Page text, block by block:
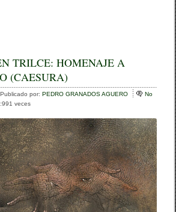
TRILCE: HOMENAJE A
(CAESURA)
Publicado por:PEDRO GRANADOS AGUERO
No
veces